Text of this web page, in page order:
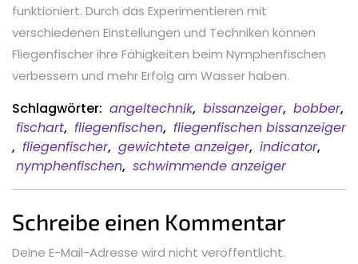
funktioniert. Durch das Experimentieren mit
verschiedenen Einstellungen und Techniken können
Fliegenfischer ihre Fähigkeiten beim Nymphenfischen
verbessern und mehr Erfolg am Wasser haben.
Schlagwörter: angeltechnik, bissanzeiger, bobber,
fischart, fliegenfischen, fliegenfischen bissanzeiger
, fliegenfischer, gewichtete anzeiger, indicator,
nymphenfischen, schwimmende anzeiger
Schreibe einen Kommentar
Deine E-Mail-Adresse wird nicht veröffentlicht.